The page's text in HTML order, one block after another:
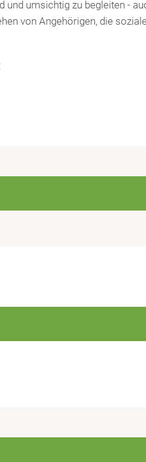
und umsichtig zu begleiten -
von Angehörigen, die